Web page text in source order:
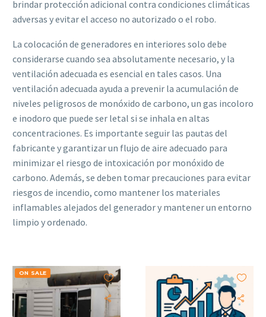
brindar protección adicional contra condiciones climáticas
adversas y evitar el acceso no autorizado o el robo.
La colocación de generadores en interiores solo debe
considerarse cuando sea absolutamente necesario, y la
ventilación adecuada es esencial en tales casos. Una
ventilación adecuada ayuda a prevenir la acumulación de
niveles peligrosos de monóxido de carbono, un gas incoloro
e inodoro que puede ser letal si se inhala en altas
concentraciones. Es importante seguir las pautas del
fabricante y garantizar un flujo de aire adecuado para
minimizar el riesgo de intoxicación por monóxido de
carbono. Además, se deben tomar precauciones para evitar
riesgos de incendio, como mantener los materiales
inflamables alejados del generador y mantener un entorno
limpio y ordenado.
ON SALE